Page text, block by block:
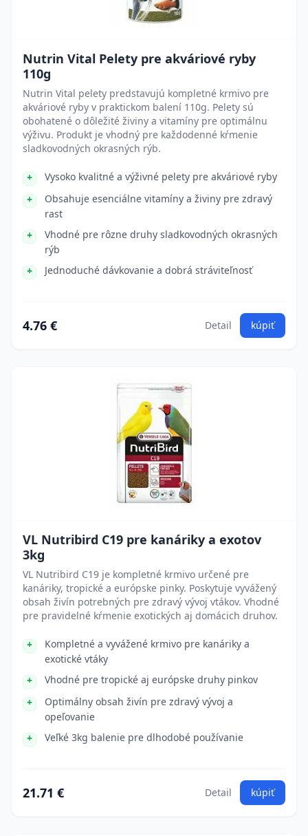
Nutrin Vital Pelety pre akváriové ryby
110g
Nutrin Vital pelety predstavujú kompletné krmivo pre
akváriové ryby v praktickom balení 110g. Pelety sú
obohatené o dôležité živiny a vitamíny pre optimálnu
výživu. Produkt je vhodný pre každodenné kŕmenie
sladkovodných okrasných rýb.
Vysoko kvalitné a výživné pelety pre akváriové ryby
Obsahuje esenciálne vitamíny a živiny pre zdravý
rast
Vhodné pre rôzne druhy sladkovodných okrasných
rýb
Jednoduché dávkovanie a dobrá stráviteľnosť
4.76 € Detail kúpiť
VL Nutribird C19 pre kanáriky a exotov
3kg
VL Nutribird C19 je kompletné krmivo určené pre
kanáriky, tropické a európske pinky. Poskytuje vyvážený
obsah živín potrebných pre zdravý vývoj vtákov. Vhodné
pre pravidelné kŕmenie exotických aj domácich druhov.
Kompletné a vyvážené krmivo pre kanáriky a
exotické vtáky
Vhodné pre tropické aj európske druhy pinkov
Optimálny obsah živín pre zdravý vývoj a
opeľovanie
Veľké 3kg balenie pre dlhodobé používanie
21.71 € Detail kúpiť